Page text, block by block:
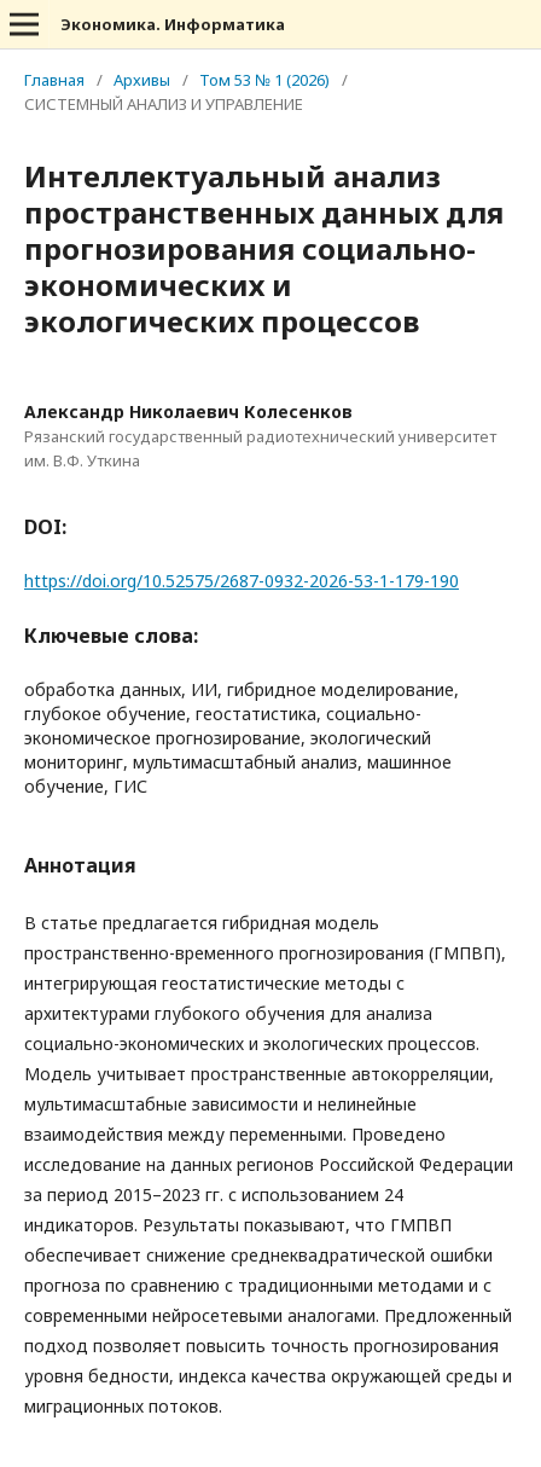
Экономика. Информатика
Главная / Архивы / Том 53 № 1 (2026)
/
СИСТЕМНЫЙ АНАЛИЗ И УПРАВЛЕНИЕ
Интеллектуальный анализ
пространственных данных для
прогнозирования социально-
экономических и
экологических процессов
Александр Николаевич Колесенков
Рязанский государственный радиотехнический университет
им. В.Ф. Уткина
DOI:
https://doi.org/10.52575/2687-0932-2026-53-1-179-190
Ключевые слова:
обработка данных, ИИ, гибридное моделирование,
глубокое обучение, геостатистика, социально-
экономическое прогнозирование, экологический
мониторинг, мультимасштабный анализ, машинное
обучение, ГИС
Аннотация
В статье предлагается гибридная модель
пространственно-временного прогнозирования (ГМПВП),
интегрирующая геостатистические методы с
архитектурами глубокого обучения для анализа
социально-экономических и экологических процессов.
Модель учитывает пространственные автокорреляции,
мультимасштабные зависимости и нелинейные
взаимодействия между переменными. Проведено
исследование на данных регионов Российской Федерации
за период 2015–2023 гг. с использованием 24
индикаторов. Результаты показывают, что ГМПВП
обеспечивает снижение среднеквадратической ошибки
прогноза по сравнению с традиционными методами и с
современными нейросетевыми аналогами. Предложенный
подход позволяет повысить точность прогнозирования
уровня бедности, индекса качества окружающей среды и
миграционных потоков.